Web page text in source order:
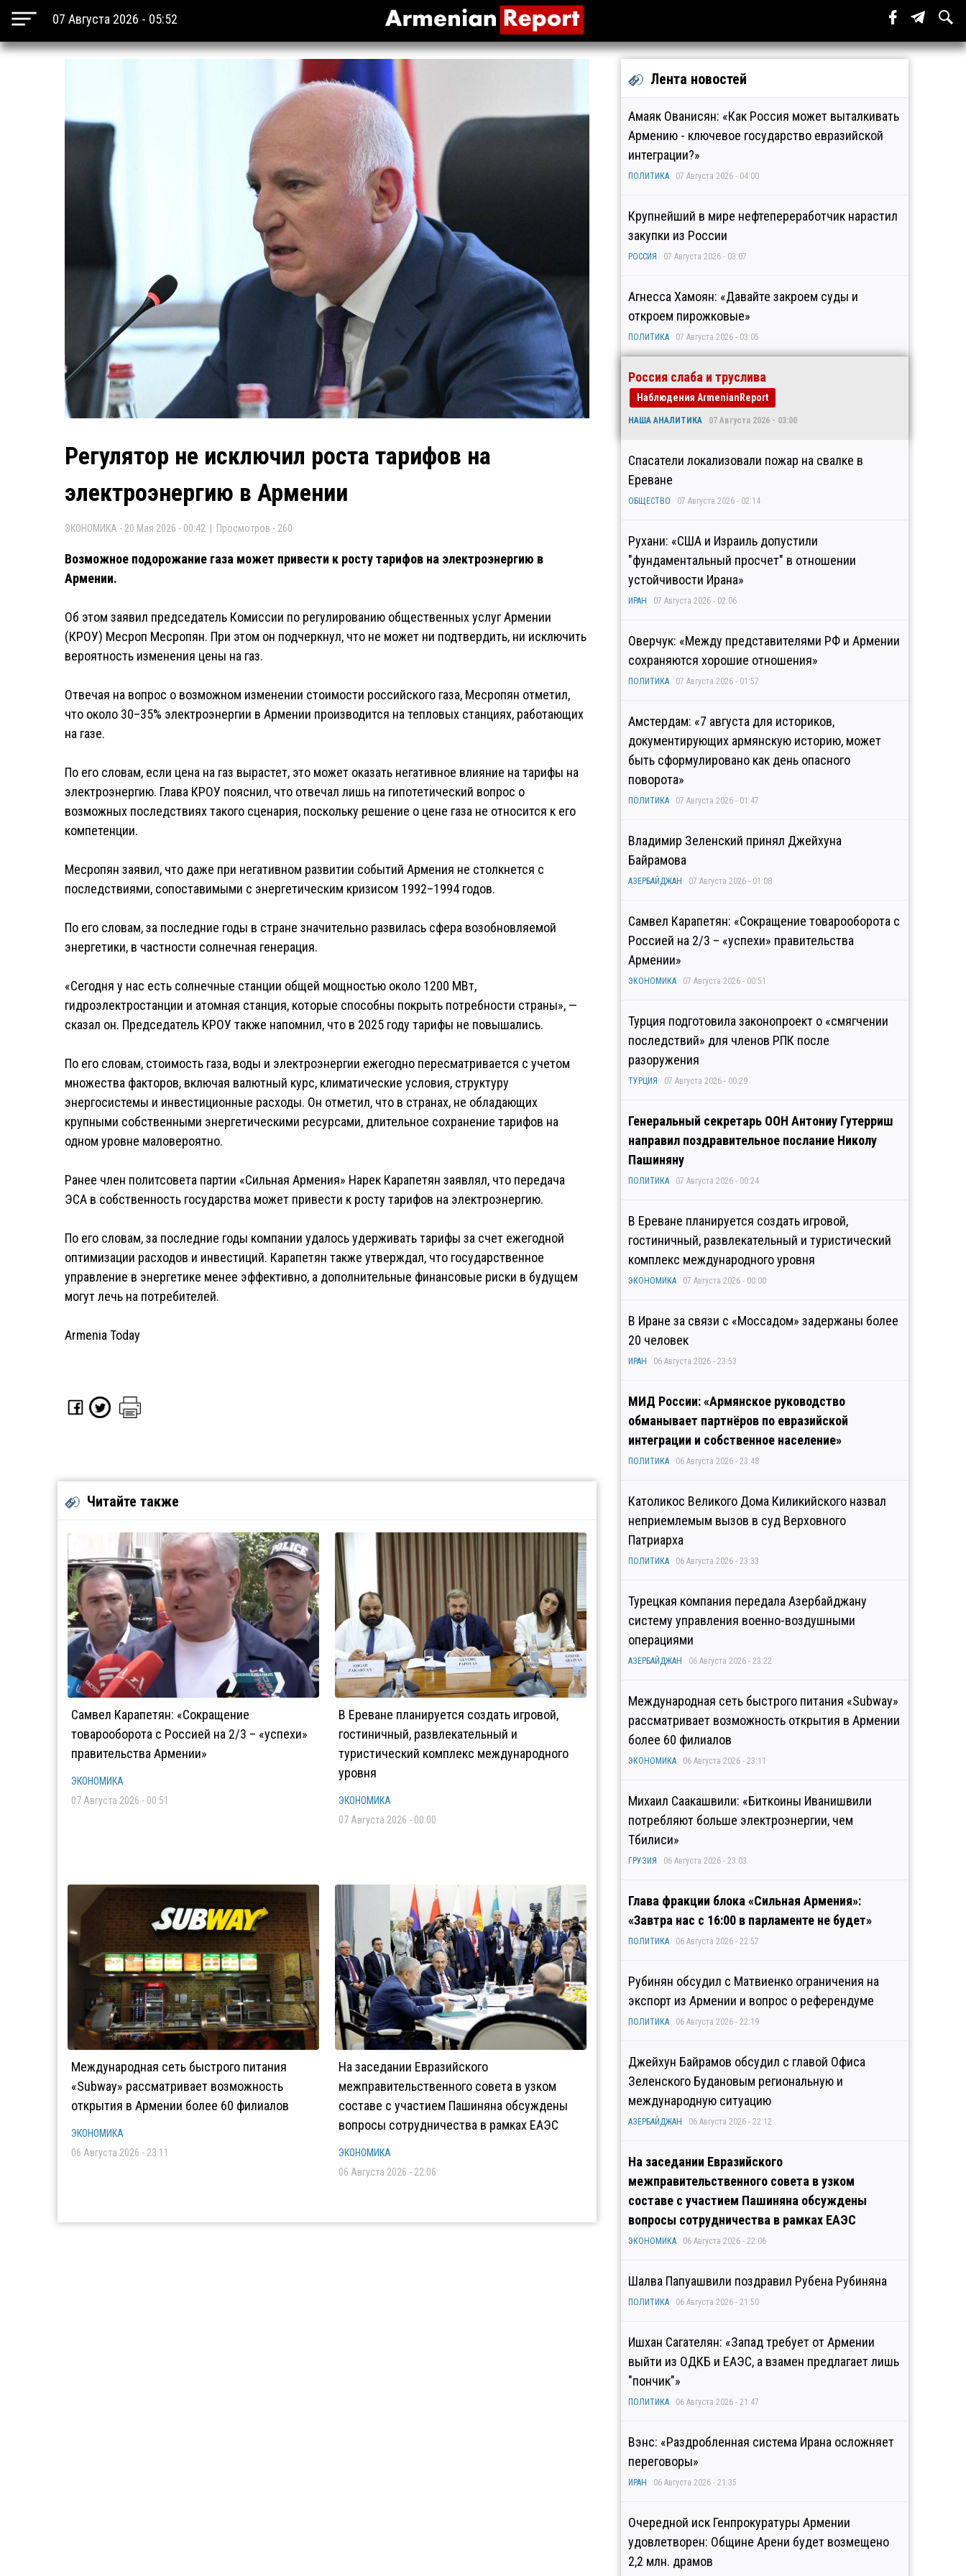
07 Августа 2026 - 05:52
Регулятор не исключил роста тарифов на
электроэнергию в Армении
ЭКОНОМИКА - 20 Мая 2026 - 00:42 | Просмотров - 260
Возможное подорожание газа может привести к росту тарифов на электроэнергию в
Армении.
Об этом заявил председатель Комиссии по регулированию общественных услуг Армении
(КРОУ) Месроп Месропян. При этом он подчеркнул, что не может ни подтвердить, ни исключить
вероятность изменения цены на газ.
Отвечая на вопрос о возможном изменении стоимости российского газа, Месропян отметил,
что около 30–35% электроэнергии в Армении производится на тепловых станциях, работающих
на газе.
По его словам, если цена на газ вырастет, это может оказать негативное влияние на тарифы на
электроэнергию. Глава КРОУ пояснил, что отвечал лишь на гипотетический вопрос о
возможных последствиях такого сценария, поскольку решение о цене газа не относится к его
компетенции.
Месропян заявил, что даже при негативном развитии событий Армения не столкнется с
последствиями, сопоставимыми с энергетическим кризисом 1992–1994 годов.
По его словам, за последние годы в стране значительно развилась сфера возобновляемой
энергетики, в частности солнечная генерация.
«Сегодня у нас есть солнечные станции общей мощностью около 1200 МВт,
гидроэлектростанции и атомная станция, которые способны покрыть потребности страны», —
сказал он. Председатель КРОУ также напомнил, что в 2025 году тарифы не повышались.
По его словам, стоимость газа, воды и электроэнергии ежегодно пересматривается с учетом
множества факторов, включая валютный курс, климатические условия, структуру
энергосистемы и инвестиционные расходы. Он отметил, что в странах, не обладающих
крупными собственными энергетическими ресурсами, длительное сохранение тарифов на
одном уровне маловероятно.
Ранее член политсовета партии «Сильная Армения» Нарек Карапетян заявлял, что передача
ЭСА в собственность государства может привести к росту тарифов на электроэнергию.
По его словам, за последние годы компании удалось удерживать тарифы за счет ежегодной
оптимизации расходов и инвестиций. Карапетян также утверждал, что государственное
управление в энергетике менее эффективно, а дополнительные финансовые риски в будущем
могут лечь на потребителей.
Armenia Today
Читайте также
Самвел Карапетян: «Сокращение
товарооборота с Россией на 2/3 – «успехи»
правительства Армении»
ЭКОНОМИКА
07 Августа 2026 - 00:51
В Ереване планируется создать игровой,
гостиничный, развлекательный и
туристический комплекс международного
уровня
ЭКОНОМИКА
07 Августа 2026 - 00:00
Международная сеть быстрого питания
«Subway» рассматривает возможность
открытия в Армении более 60 филиалов
ЭКОНОМИКА
06 Августа 2026 - 23:11
На заседании Евразийского
межправительственного совета в узком
составе с участием Пашиняна обсуждены
вопросы сотрудничества в рамках ЕАЭС
ЭКОНОМИКА
06 Августа 2026 - 22:06
Лента новостей
Амаяк Ованисян: «Как Россия может выталкивать
Армению - ключевое государство евразийской
интеграции?»
ПОЛИТИКА 07 Августа 2026 - 04:00
Крупнейший в мире нефтепереработчик нарастил
закупки из России
РОССИЯ 07 Августа 2026 - 03:07
Агнесса Хамоян: «Давайте закроем суды и
откроем пирожковые»
ПОЛИТИКА 07 Августа 2026 - 03:05
Россия слаба и труслива
Наблюдения ArmenianReport
НАША АНАЛИТИКА 07 Августа 2026 - 03:00
Спасатели локализовали пожар на свалке в
Ереване
ОБЩЕСТВО 07 Августа 2026 - 02:14
Рухани: «США и Израиль допустили
"фундаментальный просчет" в отношении
устойчивости Ирана»
ИРАН 07 Августа 2026 - 02:06
Оверчук: «Между представителями РФ и Армении
сохраняются хорошие отношения»
ПОЛИТИКА 07 Августа 2026 - 01:57
Амстердам: «7 августа для историков,
документирующих армянскую историю, может
быть сформулировано как день опасного
поворота»
ПОЛИТИКА 07 Августа 2026 - 01:47
Владимир Зеленский принял Джейхуна
Байрамова
АЗЕРБАЙДЖАН 07 Августа 2026 - 01:08
Самвел Карапетян: «Сокращение товарооборота с
Россией на 2/3 – «успехи» правительства
Армении»
ЭКОНОМИКА 07 Августа 2026 - 00:51
Турция подготовила законопроект о «смягчении
последствий» для членов РПК после
разоружения
ТУРЦИЯ 07 Августа 2026 - 00:29
Генеральный секретарь ООН Антониу Гутерриш
направил поздравительное послание Николу
Пашиняну
ПОЛИТИКА 07 Августа 2026 - 00:24
В Ереване планируется создать игровой,
гостиничный, развлекательный и туристический
комплекс международного уровня
ЭКОНОМИКА 07 Августа 2026 - 00:00
В Иране за связи с «Моссадом» задержаны более
20 человек
ИРАН 06 Августа 2026 - 23:53
МИД России: «Армянское руководство
обманывает партнёров по евразийской
интеграции и собственное население»
ПОЛИТИКА 06 Августа 2026 - 23:48
Католикос Великого Дома Киликийского назвал
неприемлемым вызов в суд Верховного
Патриарха
ПОЛИТИКА 06 Августа 2026 - 23:33
Турецкая компания передала Азербайджану
систему управления военно-воздушными
операциями
АЗЕРБАЙДЖАН 06 Августа 2026 - 23:22
Международная сеть быстрого питания «Subway»
рассматривает возможность открытия в Армении
более 60 филиалов
ЭКОНОМИКА 06 Августа 2026 - 23:11
Михаил Саакашвили: «Биткоины Иванишвили
потребляют больше электроэнергии, чем
Тбилиси»
ГРУЗИЯ 06 Августа 2026 - 23:03
Глава фракции блока «Сильная Армения»:
«Завтра нас с 16:00 в парламенте не будет»
ПОЛИТИКА 06 Августа 2026 - 22:57
Рубинян обсудил с Матвиенко ограничения на
экспорт из Армении и вопрос о референдуме
ПОЛИТИКА 06 Августа 2026 - 22:19
Джейхун Байрамов обсудил с главой Офиса
Зеленского Будановым региональную и
международную ситуацию
АЗЕРБАЙДЖАН 06 Августа 2026 - 22:12
На заседании Евразийского
межправительственного совета в узком
составе с участием Пашиняна обсуждены
вопросы сотрудничества в рамках ЕАЭС
ЭКОНОМИКА 06 Августа 2026 - 22:06
Шалва Папуашвили поздравил Рубена Рубиняна
ПОЛИТИКА 06 Августа 2026 - 21:50
Ишхан Сагателян: «Запад требует от Армении
выйти из ОДКБ и ЕАЭС, а взамен предлагает лишь
"пончик"»
ПОЛИТИКА 06 Августа 2026 - 21:47
Вэнс: «Раздробленная система Ирана осложняет
переговоры»
ИРАН 06 Августа 2026 - 21:35
Очередной иск Генпрокуратуры Армении
удовлетворен: Общине Арени будет возмещено
2,2 млн. драмов